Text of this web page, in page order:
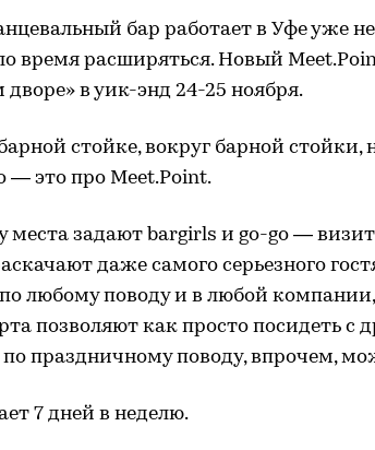
бар работает в Уфе уже
время расширяться. Новый
дворе» в уик-энд 24-25 ноября.
стойке, вокруг барной стойки,
— это про Meet.Point.
места задают bargirls и go-go —
даже самого серьезного
любому поводу и в любой
позволяют как просто посидеть с
по праздничному поводу, впрочем,
7 дней в неделю.